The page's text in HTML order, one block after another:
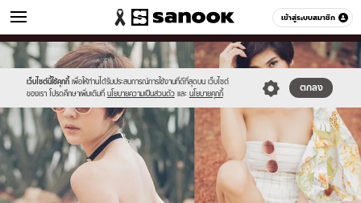
เข้าสู่ระบบสมาชิก
ผู้หญิง หมวดอื่นๆ
เว็บไซต์นี้ใช้คุกกี้ เพื่อให้ท่านได้รับประสบการณ์การใช้งานที่ดีที่สุดบน เว็บไซต์
ของเรา โปรดศึกษาเพิ่มเติมที่ นโยบายความเป็นส่วนตัว และ นโยบายคุกกี้
ตกลง
Sanook
//s.isanook.com/sr/0/images/logo-
new-
sanook.png
600
60
//s.isanook.com/wo/0/ud/9/49705/cover.jpg